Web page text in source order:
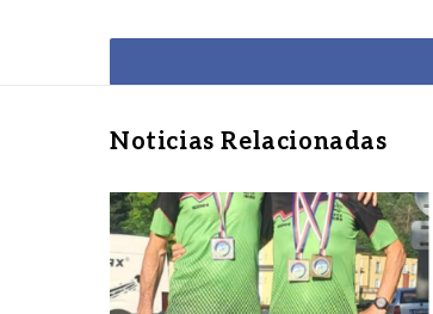
Noticias Relacionadas